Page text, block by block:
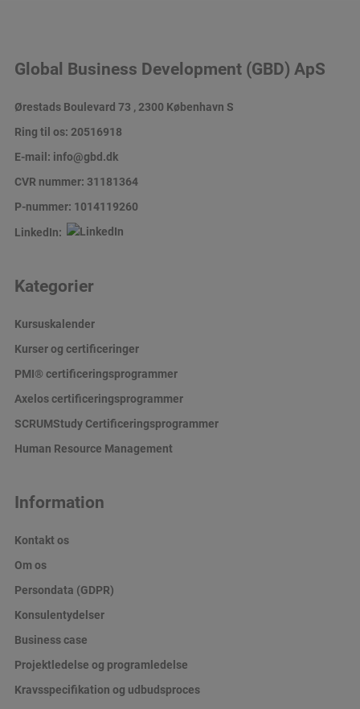
Global Business Development (GBD) ApS
Ørestads Boulevard 73 , 2300 København S
Ring til os: 20516918
E-mail: info@gbd.dk
CVR nummer: 31181364
P-nummer: 1014119260
LinkedIn:
Kategorier
Kursuskalender
Kurser og certificeringer
PMI® certificeringsprogrammer
Axelos certificeringsprogrammer
SCRUMStudy Certificeringsprogrammer
Human Resource Management
Information
Kontakt os
Om os
Persondata (GDPR)
Konsulentydelser
Business case
Projektledelse og programledelse
Kravsspecifikation og udbudsproces